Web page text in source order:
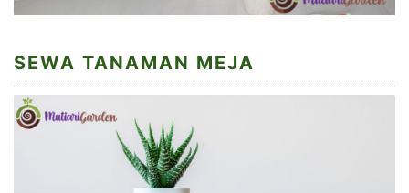
SEWA TANAMAN MEJA